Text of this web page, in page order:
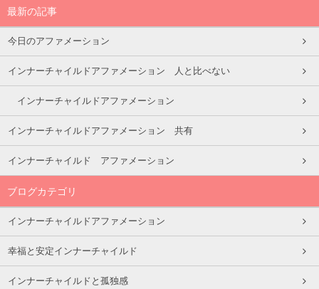
最新の記事
今日のアファメーション
インナーチャイルドアファメーション 人と比べない
インナーチャイルドアファメーション
インナーチャイルドアファメーション 共有
インナーチャイルド アファメーション
ブログカテゴリ
インナーチャイルドアファメーション
幸福と安定インナーチャイルド
インナーチャイルドと孤独感